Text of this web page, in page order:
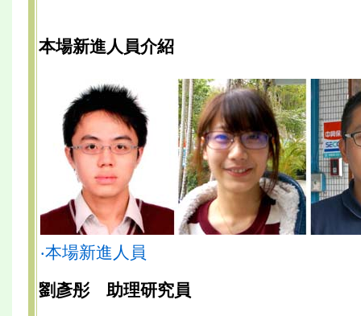
本場新進人員介紹
‧本場新進人員
劉彥彤 助理研究員